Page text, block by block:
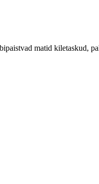
matid kiletaskud,